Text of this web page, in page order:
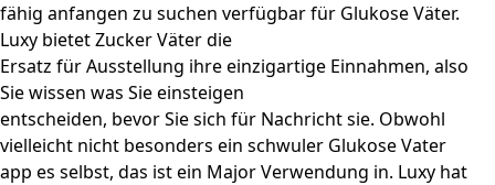
fähig anfangen zu suchen verfügbar für Glukose Väter.
Luxy bietet Zucker Väter die
Ersatz für Ausstellung ihre einzigartige Einnahmen, also
Sie wissen was Sie einsteigen
entscheiden, bevor Sie sich für Nachricht sie. Obwohl
vielleicht nicht besonders ein schwuler Glukose Vater
app es selbst, das ist ein Major Verwendung in. Luxy hat